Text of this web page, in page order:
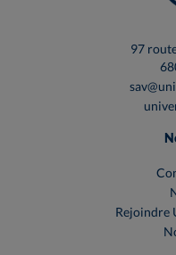
97
Rejoindre